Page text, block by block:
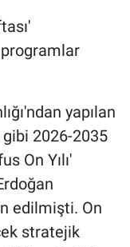
yapılan
gibi 2026-2035
On Yılı'
edilmişti. On
stratejik